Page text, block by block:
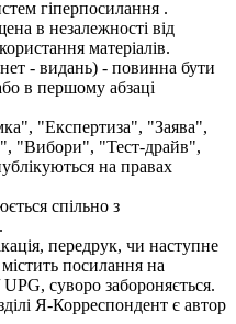
гіперпосилання .
в незалежності від
матеріалів.
- видань) - повинна бути
в першому абзаці
"Експертиза", "Заява",
"Вибори", "Тест-драйв",
на правах
спільно з
передрук, чи наступне
посилання на
суворо забороняється.
Я-Корреспондент є автор